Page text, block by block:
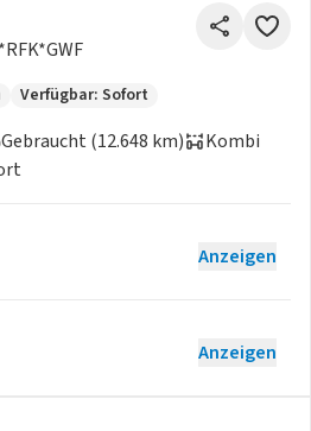
Verfügbar: Sofort
Gebraucht (12.648 km)
Kombi
Anzeigen
Anzeigen